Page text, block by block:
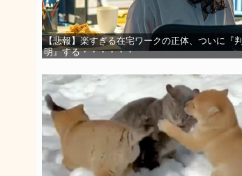
【悲報】楽すぎる在宅ワークの正体、ついに『判
明』する・・・・・・